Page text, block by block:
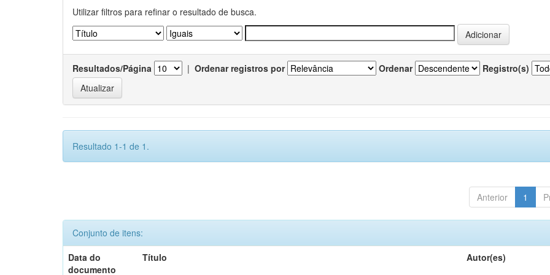
Utilizar filtros para refinar o resultado de busca.
Resultados/Página | Ordenar registros por Ordenar Registro(s)
Resultado 1-1 de 1.
Anterior 1
Conjunto de itens:
Data do
documento
Título Autor(es)